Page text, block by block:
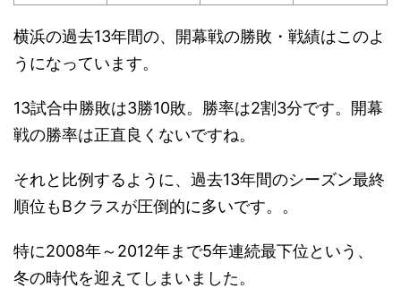
横浜の過去13年間の、開幕戦の勝敗・戦績はこのよ
うになっています。
13試合中勝敗は3勝10敗。勝率は2割3分です。開幕
戦の勝率は正直良くないですね。
それと比例するように、過去13年間のシーズン最終
順位もBクラスが圧倒的に多いです。。
特に2008年～2012年まで5年連続最下位という、
冬の時代を迎えてしまいました。